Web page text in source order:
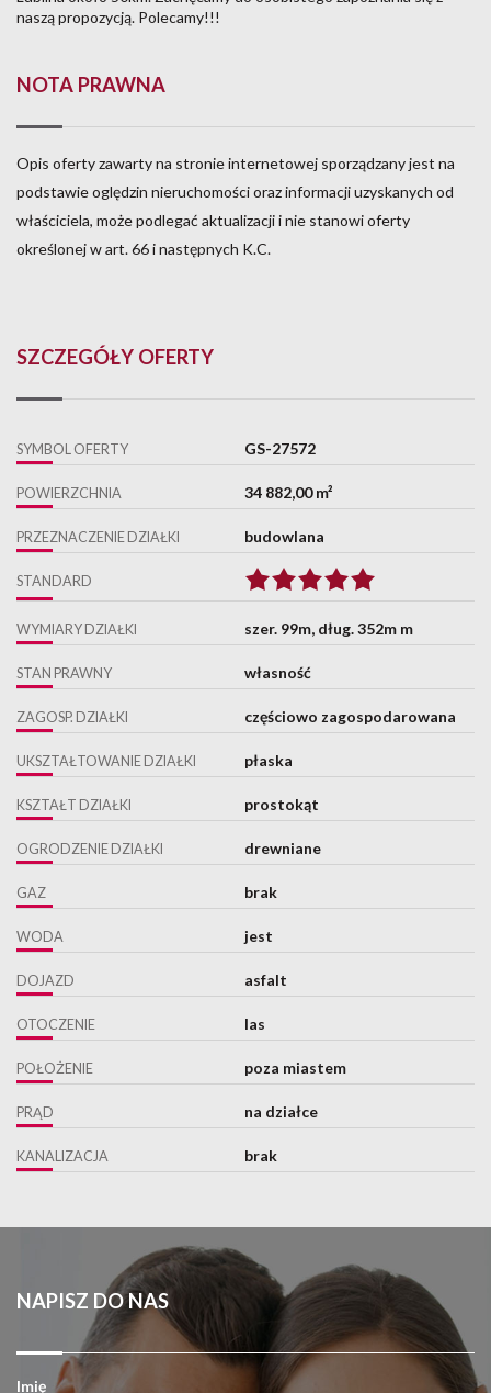
naszą propozycją. Polecamy!!!
NOTA PRAWNA
Opis oferty zawarty na stronie internetowej sporządzany jest na
podstawie oględzin nieruchomości oraz informacji uzyskanych od
właściciela, może podlegać aktualizacji i nie stanowi oferty
określonej w art. 66 i następnych K.C.
SZCZEGÓŁY OFERTY
SYMBOL OFERTY GS-27572
POWIERZCHNIA 34 882,00 m²
PRZEZNACZENIE DZIAŁKI budowlana
STANDARD
WYMIARY DZIAŁKI szer. 99m, dług. 352m m
STAN PRAWNY własność
ZAGOSP. DZIAŁKI częściowo zagospodarowana
UKSZTAŁTOWANIE DZIAŁKI płaska
KSZTAŁT DZIAŁKI prostokąt
OGRODZENIE DZIAŁKI drewniane
GAZ brak
WODA jest
DOJAZD asfalt
OTOCZENIE las
POŁOŻENIE poza miastem
PRĄD na działce
KANALIZACJA brak
NAPISZ DO NAS
Imię